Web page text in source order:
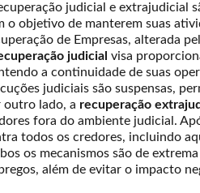
judicial e extrajudicial
o objetivo de manterem suas
de Empresas, alterada
judicial visa
a continuidade de suas
judiciais são suspensas,
outro lado, a recuperação
fora do ambiente judicial.
todos os credores, incluindo
os mecanismos são de
além de evitar o impacto